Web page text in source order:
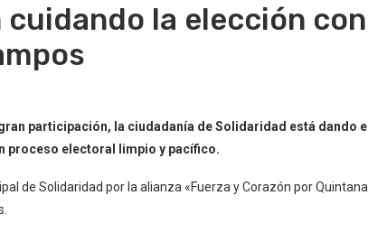
la elección con
participación, la ciudadanía de Solidaridad está dando el
proceso electoral limpio y pacífico.
de Solidaridad por la alianza «Fuerza y Corazón por Quintana